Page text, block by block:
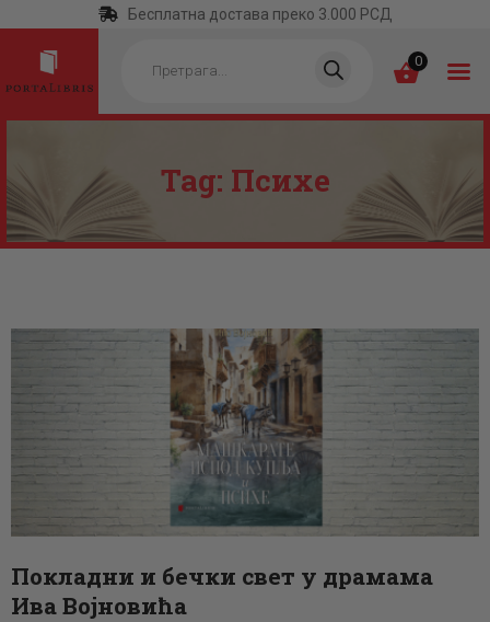
Бесплатна достава преко 3.000 РСД
search 0
Tag: Психе
ПОЧЕТНА
КАТЕГОРИЈЕ
ОТРГНУТО ОД
ЗАБОРАВА
АУТОРИ
АКТУЕЛНОСТИ
ЦЕНОВНИК
ПИСМО
Покладни и бечки свет у драмама
Ива Војновића